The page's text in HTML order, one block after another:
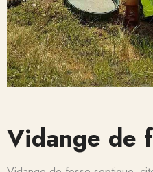
Vidange de